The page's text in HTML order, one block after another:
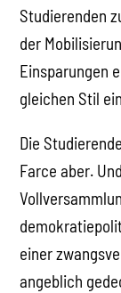
Studierenden
der
Einsparungen
gleichen Stil
Die
Farce aber.
einer
angeblich